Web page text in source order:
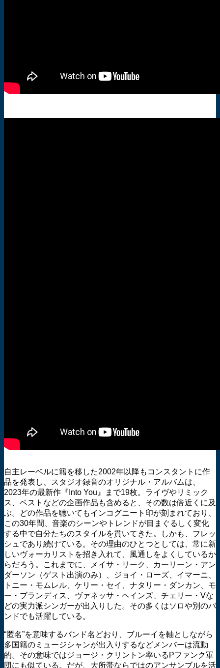
自主レーベルに籍を移した2002年以降もコンスタントに作
品を発表し、スタジオ録音のオリジナル・アルバムは、
2023年の最新作『Into You』まで19枚。ライヴやリミック
ス、ベストなどの企画作品も含めると、その数は倍近くに及
ぶ。どの作品を聴いてもインコグニート印が刻まれており、
この30年間、音楽のシーンやトレンドが目まぐるしく変化
する中で自分たちのスタイルを貫いてきた。しかも、フレッ
シュであり続けている。その理由のひとつとしては、常に新
しいヴォーカリストを招き入れて、風通しをよくしているか
らだろう。これまでに、メイサ・リーク、カーリーン・アン
ダーソン（ゲスト出演のみ）、ジョイ・ローズ、イマーニ、
トニー・モムレル、ケリー・セイ、ナタリー・ダンカン、モ
ー・ブランディス、ヴァネッサ・ヘインズ、チェリー・Vな
どの実力派シンガーが出入りした。その多くはソロや別のバ
ンドでも活躍している。
“匿名”を意味するバンド名どおり、ブルーイを軸としながら
多国籍のミュージシャンが出入りするなどメンバーは流動
的。その意味ではジョージ・クリントン率いるPファンク軍
団にも似ている。だが、大所帯ならではのアンサンブルを活